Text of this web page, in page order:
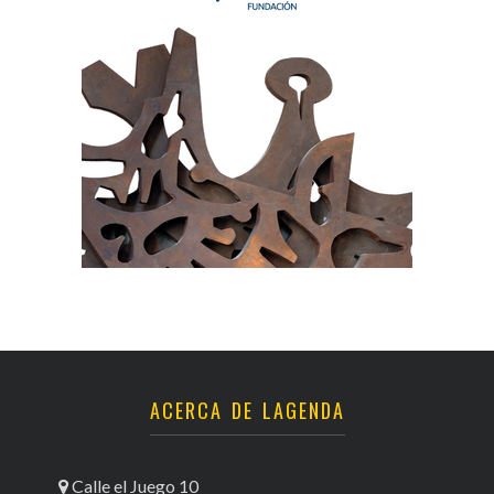
ACERCA DE LAGENDA
Calle el Juego 10